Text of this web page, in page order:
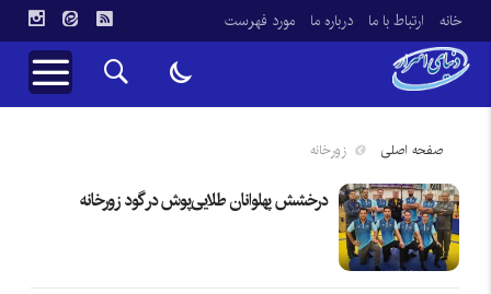
خانه ارتباط با ما درباره ما مورد فهرست
صفحه اصلی زورخانه
درخشش پهلوانان طلایی‌پوش در گود زورخانه